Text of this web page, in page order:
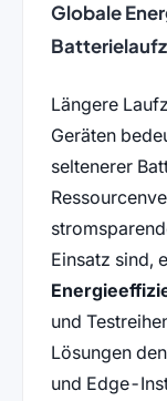
Globale
Längere
Geräten
seltenerer
Einsatz sind,
und
Lösungen
und Edge-